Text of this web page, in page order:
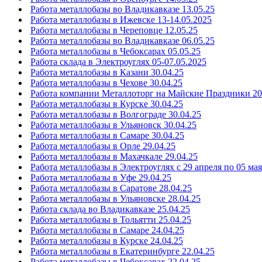
Работа металлобазы во Владикавказе 13.05.25
Работа металлобазы в Ижевске 13-14.05.2025
Работа металлобазы в Череповце 12.05.25
Работа металлобазы во Владикавказе 06.05.25
Работа металлобазы в Чебоксарах 05.05.25
Работа склада в Электроуглях 05-07.05.2025
Работа металлобазы в Казани 30.04.25
Работа металлобазы в Чехове 30.04.25
Работа компании Металлоторг на Майские Праздники
Работа металлобазы в Курске 30.04.25
Работа металлобазы в Волгограде 30.04.25
Работа металлобазы в Ульяновск 30.04.25
Работа металлобазы в Самаре 30.04.25
Работа металлобазы в Орле 29.04.25
Работа металлобазы в Махачкале 29.04.25
Работа металлобазы в Электроуглях с 29 апреля по 05
Работа металлобазы в Уфе 29.04.25
Работа металлобазы в Саратове 28.04.25
Работа металлобазы в Ульяновске 28.04.25
Работа склада во Владикавказе 25.04.25
Работа металлобазы в Тольятти 25.04.25
Работа металлобазы в Самаре 24.04.25
Работа металлобазы в Курске 24.04.25
Работа металлобазы в Екатеринбурге 22.04.25